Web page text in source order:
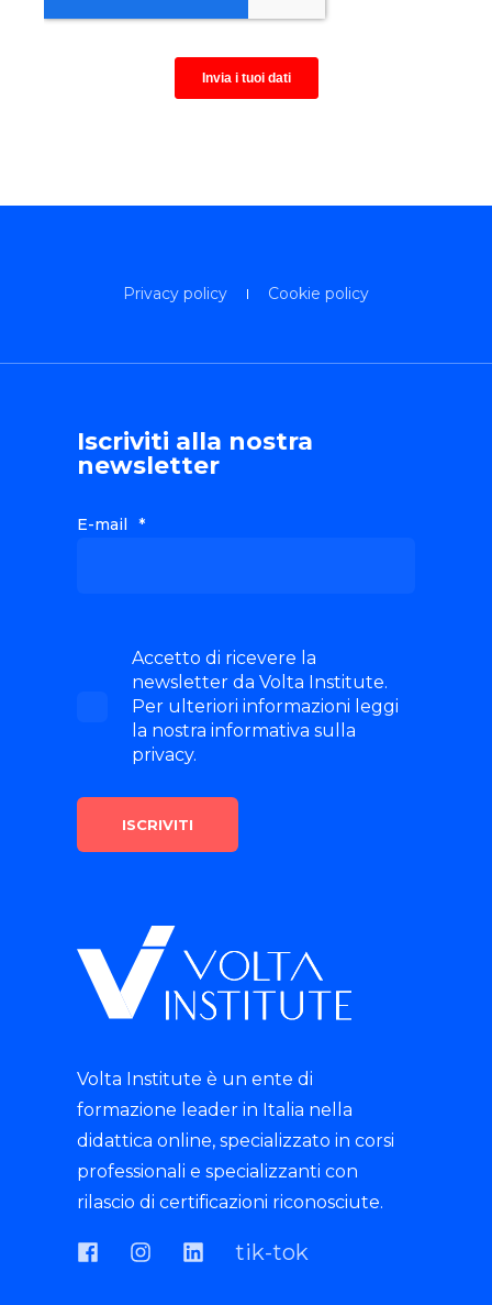
Privacy policy Cookie policy
Iscriviti alla nostra
newsletter
E-mail *
Accetto di ricevere la
newsletter da Volta Institute.
Per ulteriori informazioni leggi
la nostra informativa sulla
privacy.
Volta Institute è un ente di
formazione leader in Italia nella
didattica online, specializzato in corsi
professionali e specializzanti con
rilascio di certificazioni riconosciute.
tik-tok